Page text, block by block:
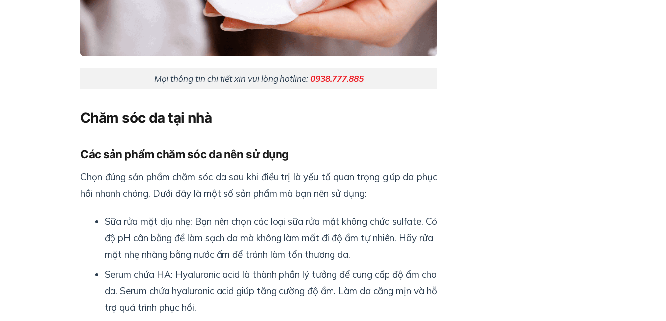
Mọi thông tin chi tiết xin vui lòng hotline:0938.777.885
Chăm sóc da tại nhà
Các sản phẩm chăm sóc da nên sử dụng
Chọn đúng sản phẩm chăm sóc da sau khi điều trị là yếu tố quan trọng giúp da phục
hồi nhanh chóng. Dưới đây là một số sản phẩm mà bạn nên sử dụng:
Sữa rửa mặt dịu nhẹ: Bạn nên chọn các loại sữa rửa mặt không chứa sulfate. Có
độ pH cân bằng để làm sạch da mà không làm mất đi độ ẩm tự nhiên. Hãy rửa
mặt nhẹ nhàng bằng nước ấm để tránh làm tổn thương da.
Serum chứa HA: Hyaluronic acid là thành phần lý tưởng để cung cấp độ ẩm cho
da. Serum chứa hyaluronic acid giúp tăng cường độ ẩm. Làm da căng mịn và hỗ
trợ quá trình phục hồi.